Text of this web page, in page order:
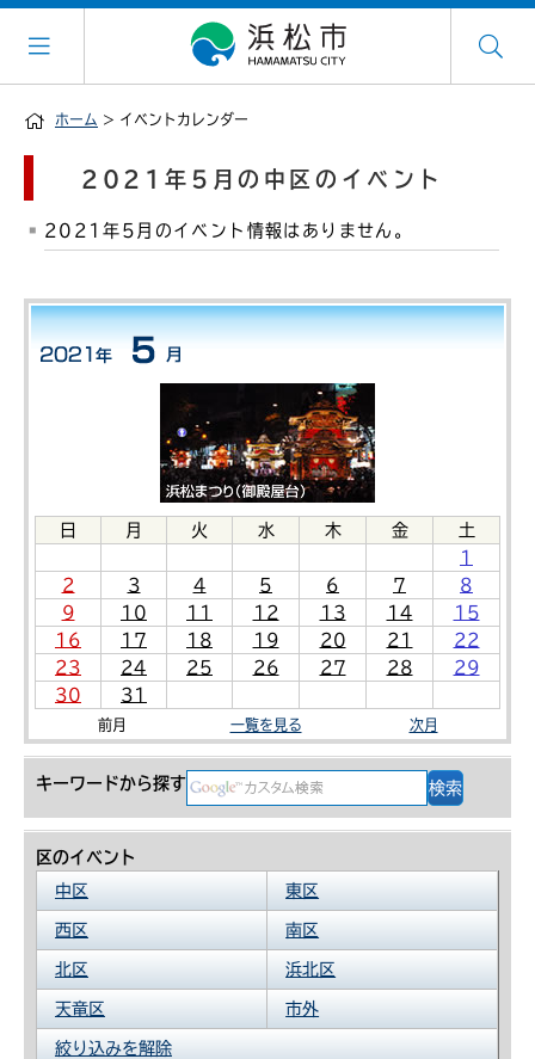
ホーム > イベントカレンダー
日 月 火 水 木 金
土
1
2
3 4 5 6 7
8
9
10 11 12 13 14
15
16
17 18 19 20 21
22
23
24 25 26 27 28
29
30
31
前月 一覧を見る 次月
キーワードから探す
区のイベント
中区
東区
西区 南区
北区 浜北区
天竜区 市外
絞り込みを解除
2021年5月の中区のイベント
2021年5月のイベント情報はありません。